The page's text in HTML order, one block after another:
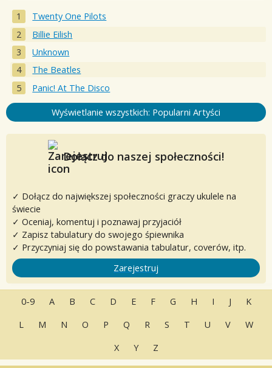
Twenty One Pilots
Billie Eilish
Unknown
The Beatles
Panic! At The Disco
Wyświetlanie wszystkich: Popularni Artyści
Dołącz do naszej społeczności!
✓ Dołącz do największej społeczności graczy ukulele na
świecie
✓ Oceniaj, komentuj i poznawaj przyjaciół
✓ Zapisz tabulatury do swojego śpiewnika
✓ Przyczyniaj się do powstawania tabulatur, coverów, itp.
Zarejestruj
0-9 A B C D E F G H I J
K
L
M N O P Q R S T U V
W
X
Y Z